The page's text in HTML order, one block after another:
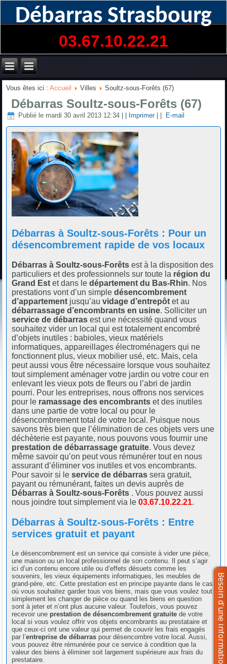
Débarras Strasbourg
03.67.10.22.21
Vous êtes ici :Accueil Villes Soultz-sous-Forêts (67)
Débarras Soultz-sous-Forêts (67)
Publié le mardi 30 avril 2013 12:34 | Imprimer | E-mail
Débarras à Soultz-sous-Forêts : Pour un
désencombrement rapide de vos locaux
Débarras à Soultz-sous-Forêtsest à la disposition des
particuliers et des professionnels sur toute la région du
Grand Est et dans ledépartement du Bas-Rhin. Nos
prestations vont d’un simpledésencombrement
d’appartement jusqu’auvidage d’entrepôt et au
débarrassage d’encombrants en usine. Solliciter un
service de débarras est une nécessité quand vous
souhaitez vider un local qui est totalement encombré
d’objets inutiles : babioles, vieux matériels
informatiques, appareillages électroménagers qui ne
fonctionnent plus, vieux mobilier usé, etc. Mais, cela
peut aussi vous être nécessaire lorsque vous souhaitez
tout simplement aménager votre jardin ou votre cour en
enlevant les vieux pots de fleurs ou l’abri de jardin
pourri. Pour les entreprises, nous offrons nos services
pour le ramassage des encombrants et des inutiles
dans une partie de votre local ou pour le
désencombrement total de votre local. Puisque nous
savons très bien que l’élimination de ces objets vers une
déchèterie est payante, nous pouvons vous fournir une
prestation de débarrassage gratuite. Vous devez
même savoir qu’on peut vous rémunérer tout en nous
assurant d’éliminer vos inutiles et vos encombrants.
Pour savoir si leservice de débarras sera gratuit,
payant ou rémunérant, faites un devis auprès de
Débarras à Soultz-sous-Forêts . Vous pouvez aussi
nous joindre tout simplement via le03.67.10.22.21.
Débarras à Soultz-sous-Forêts : Entre
services gratuit et payant
Le désencombrement est un service qui consiste à vider une pièce,
une maison ou un local professionnel de son contenu. Il peut s’agir
ici d’un contenu encore utile ou d’effets désuets comme les
souvenirs, les vieux équipements informatiques, les meubles de
grand-père, etc. Cette prestation est en principe payante dans le cas
où vous souhaitez garder tous vos biens, mais que vous voulez tout
simplement les changer de pièce ou quand les biens en question
sont à jeter et n’ont plus aucune valeur. Toutefois, vous pouvez
recevoir une prestation de désencombrement gratuite de votre
local si vous voulez offrir vos objets encombrants au prestataire et
que ceux-ci ont une valeur qui permet de couvrir les frais engagés
par l’entreprise de débarras pour désencombre votre local. Aussi,
vous pouvez être rémunérée pour ce service à condition que la
valeur des biens à éliminer soit largement supérieure aux frais du
prestataire.